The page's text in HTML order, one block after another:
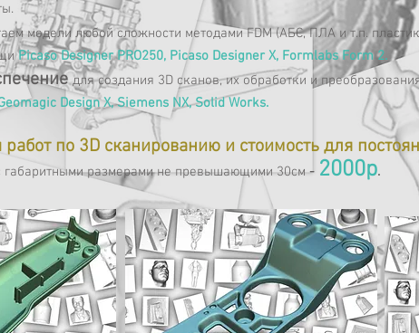
результаты.
модели любой сложности методами FDM (АБС, ПЛА и т.п.
Picaso Designer PRO250, Picaso Designer
для создания 3D сканов, их обработки и
Design X, Siemens NX, Solid Works.
по 3D сканированию и стоимость для
габаритными размерами не превышающими 30см- 2000р.